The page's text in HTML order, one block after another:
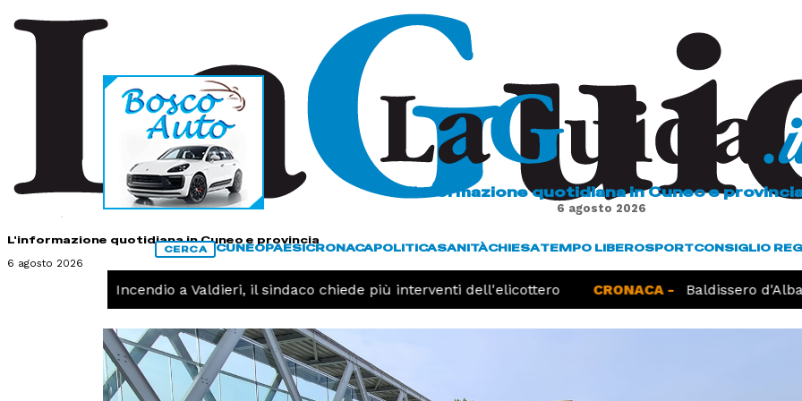
L'informazione quotidiana in Cuneo e provincia
6 agosto 2026
L'informazione quotidiana in Cuneo e
6 agosto 2026
CERCA CUNEOPAESICRONACAPOLITICASANITÀCHIESATEMPO LIBEROSPORTCONSIGLIO
Incendio a Valdieri, il sindaco chiede più interventi dell'elicottero CRONACA - Baldissero d'Alba,